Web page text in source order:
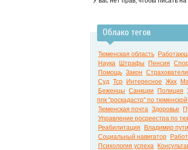
Облако тегов
Тюменская область
Наука
Штрафы Пенсия
Помощь Закон Страхователи
Суд Тср Интересное Жкх
Беженцы Санкции Полиция
ппк "роскадастр" по
Тюменская почта Здоровье
Управление росреестра по
Реабилитация
Владимир
Социальный навигатор
Психология успеха